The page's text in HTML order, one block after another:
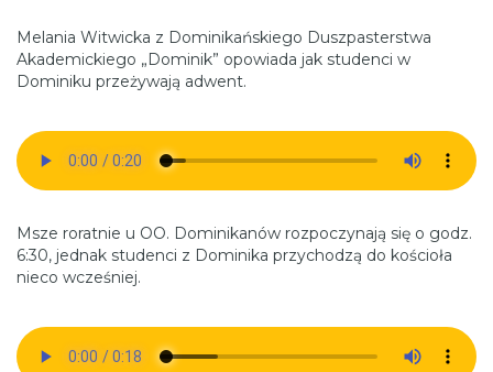
Melania Witwicka z Dominikańskiego Duszpasterstwa
Akademickiego „Dominik” opowiada jak studenci w
Dominiku przeżywają adwent.
Msze roratnie u OO. Dominikanów rozpoczynają się o godz.
6:30, jednak studenci z Dominika przychodzą do kościoła
nieco wcześniej.